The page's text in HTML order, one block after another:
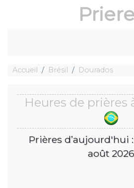
Accueil Brésil Dourados
Heures de prières
Prières d’aujourd'hui
août 2026